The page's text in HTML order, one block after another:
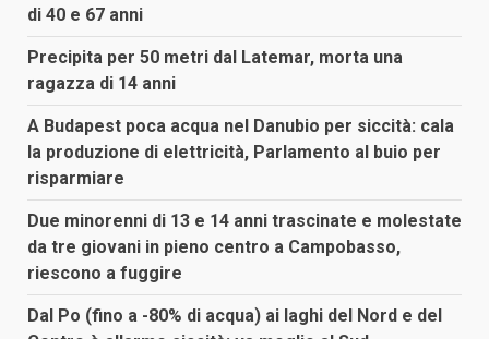
di 40 e 67 anni
Precipita per 50 metri dal Latemar, morta una
ragazza di 14 anni
A Budapest poca acqua nel Danubio per siccità: cala
la produzione di elettricità, Parlamento al buio per
risparmiare
Due minorenni di 13 e 14 anni trascinate e molestate
da tre giovani in pieno centro a Campobasso,
riescono a fuggire
Dal Po (fino a -80% di acqua) ai laghi del Nord e del